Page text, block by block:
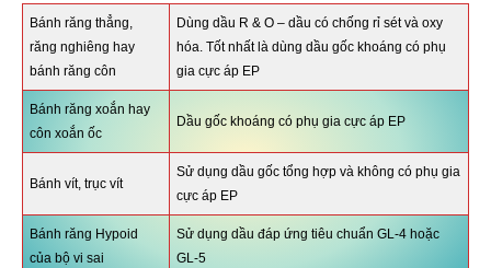
Bánh răng thẳng,
răng nghiêng hay
bánh răng côn
Dùng dầu R & O – dầu có chống rỉ sét và oxy
hóa. Tốt nhất là dùng dầu gốc khoáng có phụ
gia cực áp EP
Bánh răng xoắn hay
côn xoắn ốc
Dầu gốc khoáng có phụ gia cực áp EP
Bánh vít, trục vít
Sử dụng dầu gốc tổng hợp và không có phụ gia
cực áp EP
Bánh răng Hypoid
của bộ vi sai
Sử dụng dầu đáp ứng tiêu chuẩn GL-4 hoặc
GL-5